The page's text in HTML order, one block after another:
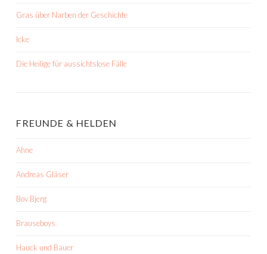
Gras über Narben der Geschichte
Icke
Die Heilige für aussichtslose Fälle
FREUNDE & HELDEN
Ahne
Andreas Gläser
Bov Bjerg
Brauseboys
Hauck und Bauer